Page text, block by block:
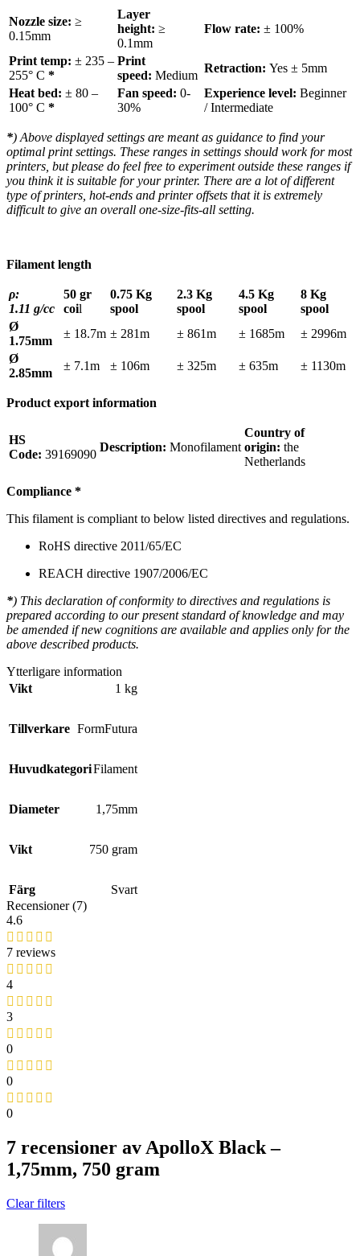
Nozzle size: ≥
0.15mm
Layer
height: ≥
0.1mm
Flow rate: ± 100%
Print temp: ± 235 –
255° C *
Print
speed: Medium
Retraction: Yes ± 5mm
Heat bed: ± 80 –
100° C *
Fan speed: 0-
30%
Experience level: Beginner
/ Intermediate
*) Above displayed settings are meant as guidance to find your
optimal print settings. These ranges in settings should work for most
printers, but please do feel free to experiment outside these ranges if
you think it is suitable for your printer. There are a lot of different
type of printers, hot-ends and printer offsets that it is extremely
difficult to give an overall one-size-fits-all setting.
Filament length
ρ:
1.11 g/cc
50 gr
coil
0.75 Kg
spool
2.3 Kg
spool
4.5 Kg
spool
8 Kg
spool
Ø
1.75mm
± 18.7m ± 281m ± 861m ± 1685m
± 2996m
Ø
2.85mm
± 7.1m ± 106m ± 325m ± 635m ± 1130m
Product export information
HS
Code: 39169090
Description: Monofilament
Country of
origin: the
Netherlands
Compliance *
This filament is compliant to below listed directives and regulations.
RoHS directive 2011/65/EC
REACH directive 1907/2006/EC
*) This declaration of conformity to directives and regulations is
prepared according to our present standard of knowledge and may
be amended if new cognitions are available and applies only for the
above described products.
Ytterligare information
Vikt
1 kg
Tillverkare FormFutura
HuvudkategoriFilament
Diameter 1,75mm
Vikt 750 gram
Färg
Svart
Recensioner (7)
4.6
7 reviews
4
3
0
0
0
7 recensioner avApolloX Black –
1,75mm, 750 gram
Clear filters